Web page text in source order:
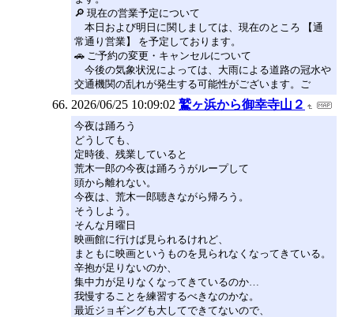
​🔎 現在の営業予定について
​ 本日および明日に関しましては、現在のところ 【通
常通り営業】 を予定しております。
​🚗 ご予約の変更・キャンセルについて
​ 今後の気象状況によっては、大雨による道路の冠水や
交通機関の乱れが発生する可能性がございます。ご
2026/06/25 10:09:02 鷲ヶ浜から御幸寺山２
今夜は踊ろう
どうしても、
定時後、残業していると
荒木一郎の今夜は踊ろうがループして
頭から離れない。
今夜は、荒木一郎聴きながら帰ろう。
そうしよう。
そんな月曜日
映画館に行けば見られるけれど、
まともに映画というものを見られなくなってきている。
辛抱が足りないのか、
集中力が足りなくなってきているのか…
我慢することを練習するべきなのかな。
最近ジョギングも大してできてないので、